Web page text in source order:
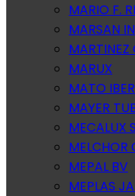
MARIO F.
MARSAN
MARTINEZ
MARUX
MATO
MAYER
MECALUX
MELCHOR
MEPAL BV
MEPLAS